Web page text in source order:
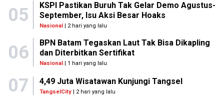
05
KSPI Pastikan Buruh Tak Gelar Demo Agustus-
September, Isu Aksi Besar Hoaks
Nasional| 2 hari yang lalu
06
BPN Batam Tegaskan Laut Tak Bisa Dikapling
dan Diterbitkan Sertifikat
Nasional| 1 hari yang lalu
07 4,49 Juta Wisatawan Kunjungi Tangsel
TangselCity | 2 hari yang lalu